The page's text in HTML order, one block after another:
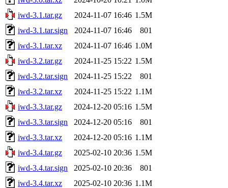
iwd-3.1.tar.gz
2024-11-07 16:46 1.5M
iwd-3.1.tar.sign
2024-11-07 16:46
801
iwd-3.1.tar.xz
2024-11-07 16:46 1.0M
iwd-3.2.tar.gz
2024-11-25 15:22 1.5M
iwd-3.2.tar.sign
2024-11-25 15:22
801
iwd-3.2.tar.xz
2024-11-25 15:22 1.1M
iwd-3.3.tar.gz
2024-12-20 05:16 1.5M
iwd-3.3.tar.sign
2024-12-20 05:16
801
iwd-3.3.tar.xz
2024-12-20 05:16 1.1M
iwd-3.4.tar.gz
2025-02-10 20:36 1.5M
iwd-3.4.tar.sign
2025-02-10 20:36
801
iwd-3.4.tar.xz
2025-02-10 20:36 1.1M